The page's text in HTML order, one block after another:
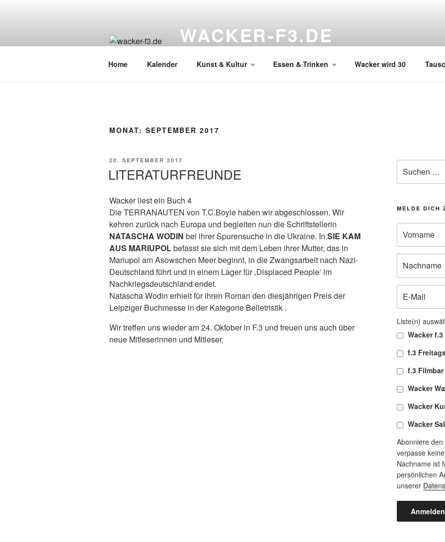
WACKER-F3.DE
Home Kalender Kunst & Kultur Essen & Trinken Wacker wird 30
MONAT: SEPTEMBER 2017
VERÖFFENTLICHT
20. SEPTEMBER 2017
LITERATURFREUNDE
Wacker liest ein Buch 4
Die TERRANAUTEN von T.C.Boyle haben wir abgeschlossen. Wir
kehren zurück nach Europa und begleiten nun die Schriftstellerin
NATASCHA WODIN bei ihrer Spurensuche in die Ukraine. In SIE KAM
AUS MARIUPOLbefasst sie sich mit dem Leben ihrer Mutter, das in
Mariupol am Asowschen Meer beginnt, in die Zwangsarbeit nach Nazi-
Deutschland führt und in einem Lager für ‚Displaced People‘ im
Nachkriegsdeutschland endet.
Natascha Wodin erhielt für ihren Roman den diesjährigen Preis der
Leipziger Buchmesse in der Kategorie Belletristik .
Wir treffen uns wieder am 24. Oktober in F.3 und freuen uns auch über
neue Mitleserinnen und Mitleser.
nach:
MELDE DICH
Liste(n)
Wacker
f.3
f.3 Filmbar
Wacker
Wacker
Wacker
Abonniere
verpasse
Nachname ist
persönlichen
unserer